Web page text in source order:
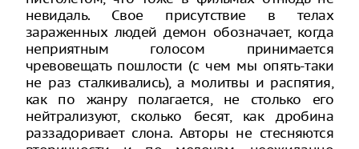
невидаль. Свое присутствие в телах
зараженных людей демон обозначает, когда
неприятным голосом принимается
чревовещать пошлости (с чем мы опять-таки
не раз сталкивались), а молитвы и распятия,
как по жанру полагается, не столько его
нейтрализуют, сколько бесят, как дробина
раззадоривает слона. Авторы не стесняются